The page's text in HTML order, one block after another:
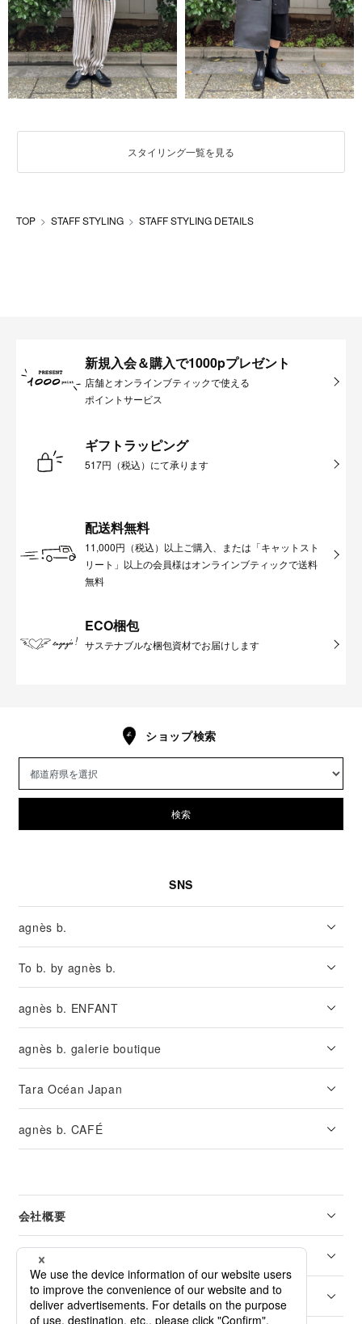
スタイリング一覧を見る
TOP STAFF STYLING STAFF STYLING DETAILS
新規入会＆購入で1000pプレゼント
店舗とオンラインブティックで使える
ポイントサービス
ギフトラッピング
517円（税込）にて承ります
配送料無料
11,000円（税込）以上ご購入、または「キャットスト
リート」以上の会員様はオンラインブティックで送料
無料
ECO梱包
サステナブルな梱包資材でお届けします
ショップ検索
検索
SNS
agnès b.
To b. by agnès b.
agnès b. ENFANT
agnès b. galerie boutique
Tara Océan Japan
agnès b. CAFÉ
会社概要
リーガル
カスタマーサービス